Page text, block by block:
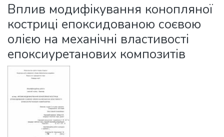
Statistics
Вплив модифікування конопляної
костриці епоксидованою соєвою
олією на механічні властивості
епоксиуретанових композитів